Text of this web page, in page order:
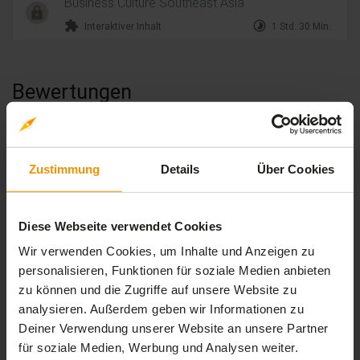
Zustimmung Details Über Cookies
Diese Webseite verwendet Cookies
Wir verwenden Cookies, um Inhalte und Anzeigen zu
personalisieren, Funktionen für soziale Medien anbieten
zu können und die Zugriffe auf unsere Website zu
analysieren. Außerdem geben wir Informationen zu
Deiner Verwendung unserer Website an unsere Partner
für soziale Medien, Werbung und Analysen weiter.
extension Interaktiver Inhalt timelapse 1 Std. 30 Min.
Bewertungen
Gesamtbewertung
Durchschnittliche Bewertungen
0,00
0 Bewertungen
5stars: 0
Bewertungen